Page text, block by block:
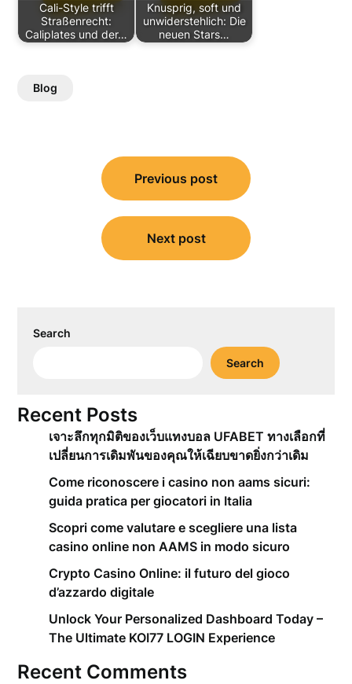
Cali-Style trifft
Straßenrecht:
Caliplates und der…
Knusprig, soft und
unwiderstehlich: Die
neuen Stars…
Blog
navigation
Previous post
Next post
Search
Search
Recent Posts
เจาะลึกทุกมิติของเว็บแทงบอล UFABET ทางเลือกที่
เปลี่ยนการเดิมพันของคุณให้เฉียบขาดยิ่งกว่าเดิม
Come riconoscere i casino non aams sicuri:
guida pratica per giocatori in Italia
Scopri come valutare e scegliere una lista
casino online non AAMS in modo sicuro
Crypto Casino Online: il futuro del gioco
d’azzardo digitale
Unlock Your Personalized Dashboard Today –
The Ultimate KOI77 LOGIN Experience
Recent Comments